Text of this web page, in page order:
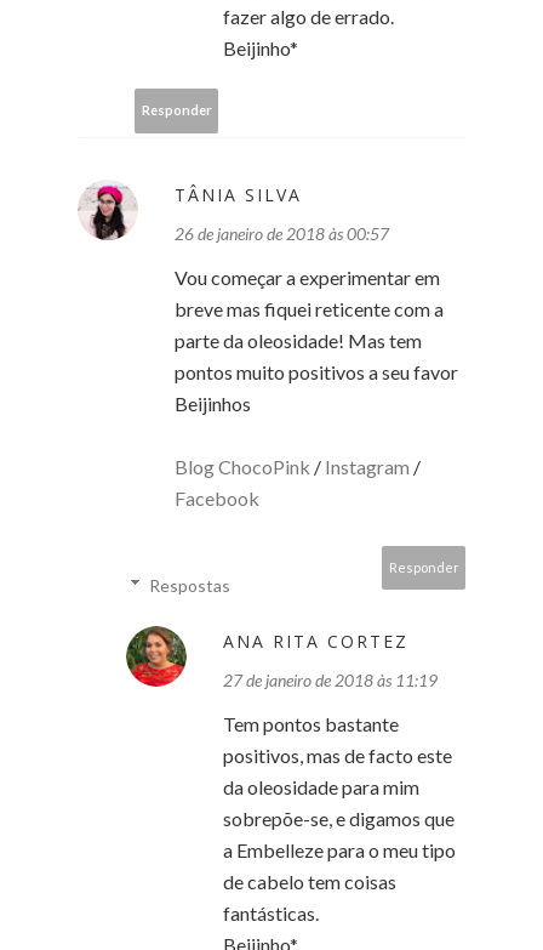
fazer algo de errado.
Beijinho*
Responder
TÂNIA SILVA
26 de janeiro de 2018 às 00:57
Vou começar a experimentar em
breve mas fiquei reticente com a
parte da oleosidade! Mas tem
pontos muito positivos a seu favor
Beijinhos
Blog ChocoPink / Instagram /
Facebook
Responder
Respostas
ANA RITA CORTEZ
27 de janeiro de 2018 às 11:19
Tem pontos bastante
positivos, mas de facto este
da oleosidade para mim
sobrepõe-se, e digamos que
a Embelleze para o meu tipo
de cabelo tem coisas
fantásticas.
Beijinho*